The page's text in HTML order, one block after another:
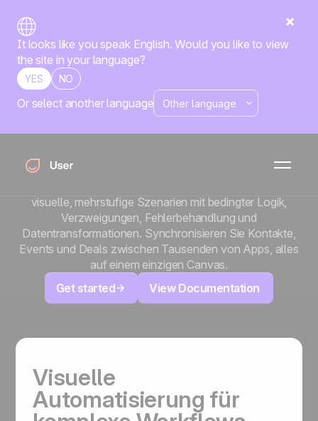
It looks like you speak English. Would you like to view
the site in your language?
YES NO
Or select another language
x
Make.com
Bauen Sie Automatisierungen, die über einfache Trigger
und Aktionen hinausgehen. Verbinden Sie Positive User
visuelle, mehrstufige Szenarien mit bedingter Logik,
Verzweigungen, Fehlerbehandlung und
Datentransformationen. Synchronisieren Sie Kontakte,
Events und Deals zwischen Tausenden von Apps, alles
auf einem einzigen Canvas.
Get started
View Documentation
Visuelle
Automatisierung für